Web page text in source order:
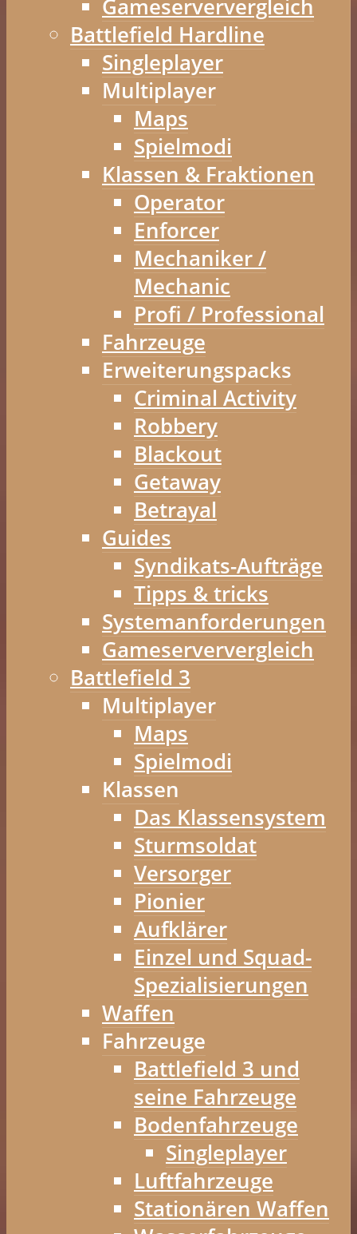
Gameserververgleich
Battlefield Hardline
Singleplayer
Multiplayer
Maps
Spielmodi
Klassen & Fraktionen
Operator
Enforcer
Mechaniker /
Mechanic
Profi / Professional
Fahrzeuge
Erweiterungspacks
Criminal Activity
Robbery
Blackout
Getaway
Betrayal
Guides
Syndikats-Aufträge
Tipps & tricks
Systemanforderungen
Gameserververgleich
Battlefield 3
Multiplayer
Maps
Spielmodi
Klassen
Das Klassensystem
Sturmsoldat
Versorger
Pionier
Aufklärer
Einzel und Squad-
Spezialisierungen
Waffen
Fahrzeuge
Battlefield 3 und
seine Fahrzeuge
Bodenfahrzeuge
Singleplayer
Luftfahrzeuge
Stationären Waffen